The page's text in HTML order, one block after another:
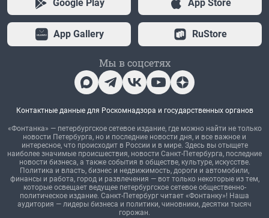
Google Play App Store
App Gallery RuStore
Мы в соцсетях
Контактные данные для Роскомнадзора и государственных органов
«Фонтанка» — петербургское сетевое издание, где можно найти не только
новости Петербурга, но и последние новости дня, и все важное и
интересное, что происходит в России и в мире. Здесь вы отыщете
наиболее значимые происшествия, новости Санкт-Петербурга, последние
новости бизнеса, а также события в обществе, культуре, искусстве.
Политика и власть, бизнес и недвижимость, дороги и автомобили,
финансы и работа, город и развлечения — вот только некоторые из тем,
которые освещает ведущее петербургское сетевое общественно-
политическое издание. Санкт-Петербург читает «Фонтанку»! Наша
аудитория — лидеры бизнеса и политики, чиновники, десятки тысяч
горожан.